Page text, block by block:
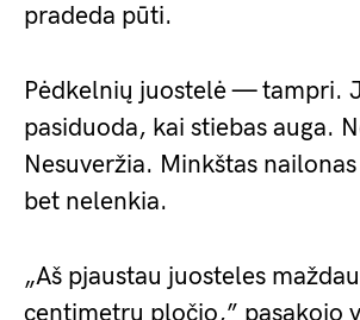
pradeda pūti.
Pėdkelnių juostelė — tampri.
pasiduoda, kai stiebas auga.
Nesuveržia. Minkštas
bet nelenkia.
„Aš pjaustau juosteles
centimetrų pločio,” pasakojo